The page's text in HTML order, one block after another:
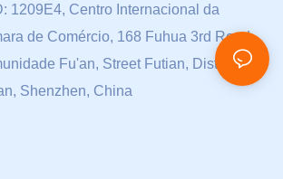
1209E4, Centro Internacional da
de Comércio, 168 Fuhua 3rd Road,
Fu'an, Street Futian, Distrito
Shenzhen, China